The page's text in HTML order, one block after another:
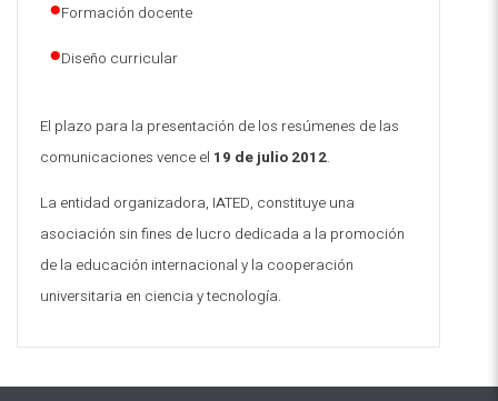
Formación docente
Diseño curricular
El plazo para la presentación de los resúmenes de las
comunicaciones vence el 19 de julio 2012.
La entidad organizadora, IATED, constituye una
asociación sin fines de lucro dedicada a la promoción
de la educación internacional y la cooperación
universitaria en ciencia y tecnología.